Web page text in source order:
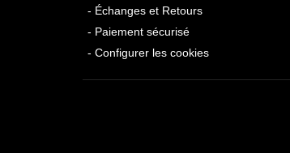
- Échanges et Retours
- Paiement sécurisé
- Configurer les cookies